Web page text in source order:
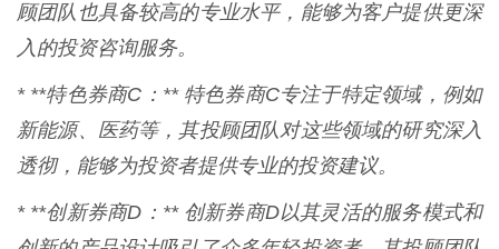
顾团队也具备较高的专业水平，能够为客户提供更深
入的投资咨询服务。
* **特色券商C：** 特色券商C专注于特定领域，例如
新能源、医药等，其投顾团队对这些领域的研究深入
透彻，能够为投资者提供专业的投资建议。
* **创新券商D：** 创新券商D以其灵活的服务模式和